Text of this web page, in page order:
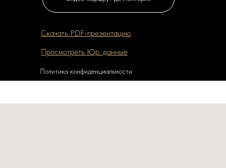
Скачать PDF-презентацию
Просмотреть Юр. данные
Политика конфиденциальности